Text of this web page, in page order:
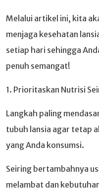
Melalui artikel ini, kita
menjaga kesehatan
setiap hari sehingga
penuh semangat!
1. Prioritaskan Nutrisi
Langkah paling
tubuh lansia agar tetap
yang Anda konsumsi.
Seiring bertambahnya
melambat dan